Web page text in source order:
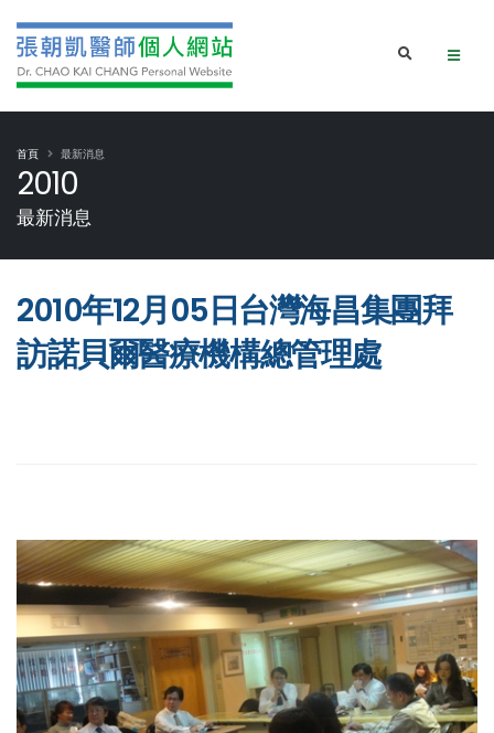
2010
最新消息
首頁 最新消息
2010年12月05日台灣海昌集團拜
訪諾貝爾醫療機構總管理處